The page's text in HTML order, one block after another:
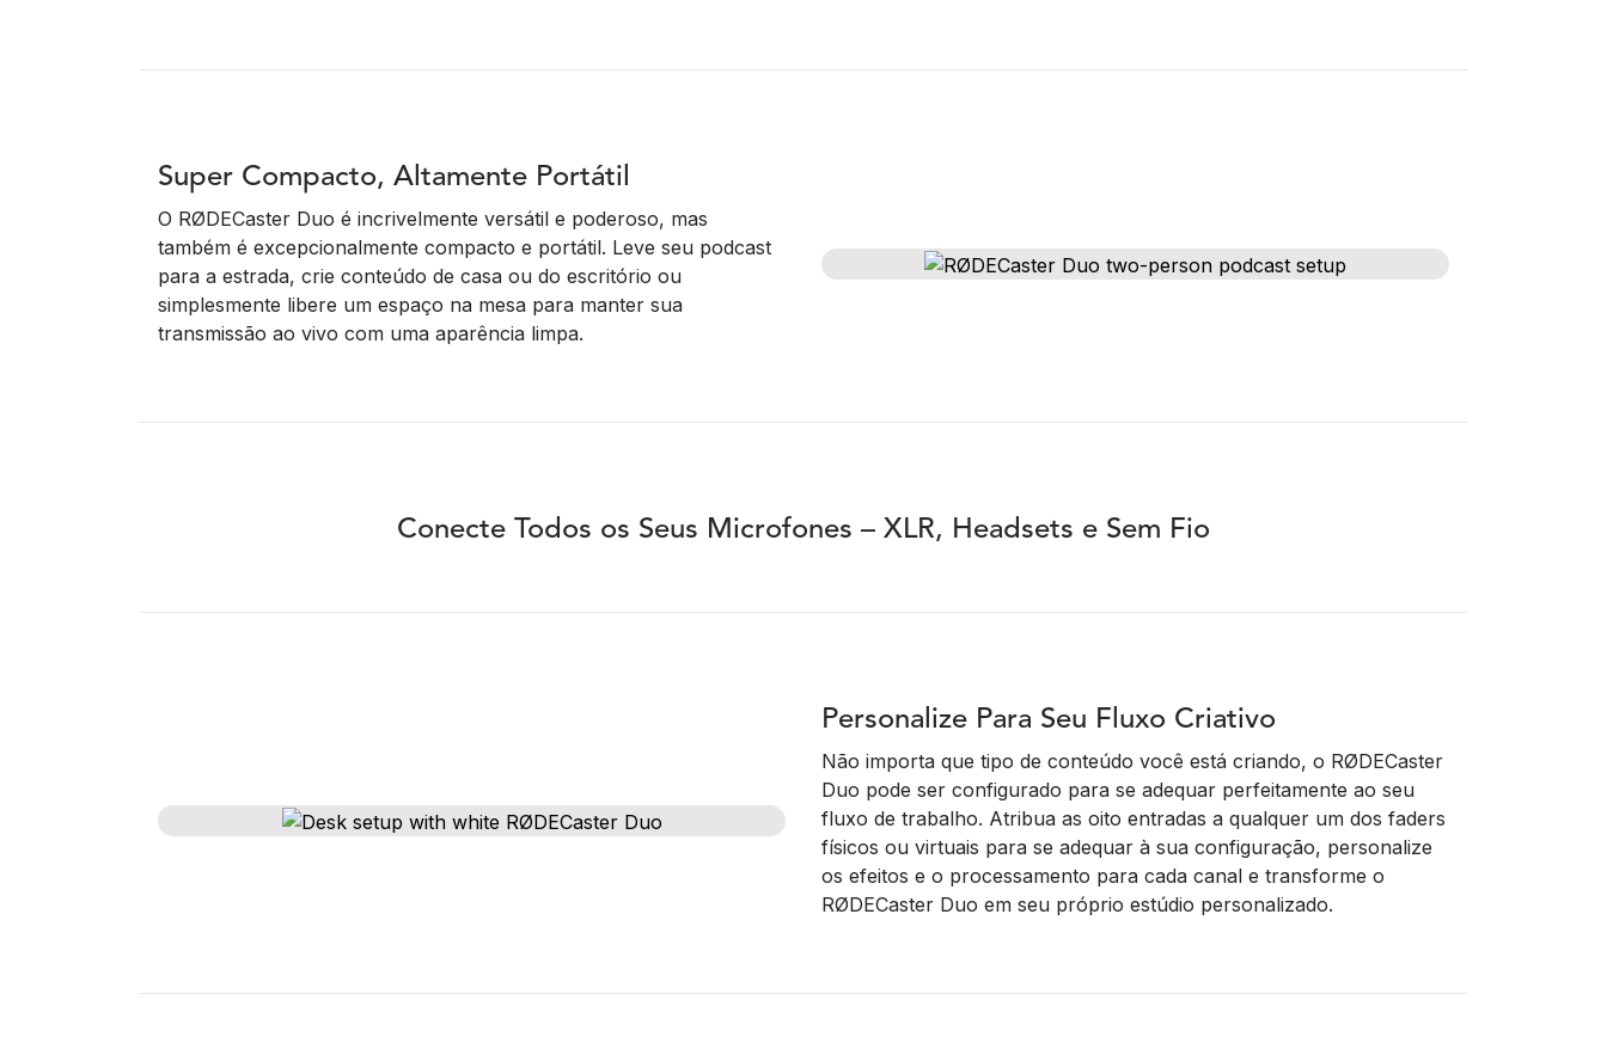
Super Compacto, Altamente Portátil
O RØDECaster Duo é incrivelmente versátil e poderoso, mas
também é excepcionalmente compacto e portátil. Leve seu podcast
para a estrada, crie conteúdo de casa ou do escritório ou
simplesmente libere um espaço na mesa para manter sua
transmissão ao vivo com uma aparência limpa.
Conecte Todos os Seus Microfones – XLR, Headsets e Sem Fio
Personalize Para Seu Fluxo Criativo
Não importa que tipo de conteúdo você está criando, o RØDECaster
Duo pode ser configurado para se adequar perfeitamente ao seu
fluxo de trabalho. Atribua as oito entradas a qualquer um dos faders
físicos ou virtuais para se adequar à sua configuração, personalize
os efeitos e o processamento para cada canal e transforme o
RØDECaster Duo em seu próprio estúdio personalizado.